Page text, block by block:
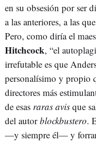
en su obsesión por ser
a las anteriores, a las
Pero, como diría el
Hitchcock, “el
irrefutable es que
personalísimo y propio
directores más
de esas raras avis que
del autorblockbustero.
—y siempre él— y